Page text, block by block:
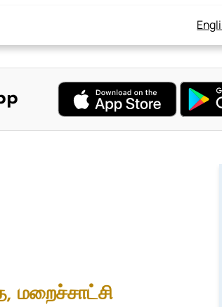
மறைச்சாட்சி